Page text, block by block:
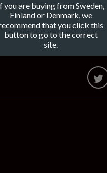
you are buying from Sweden,
Finland or Denmark, we
that you click this
button to go to the correct
site.